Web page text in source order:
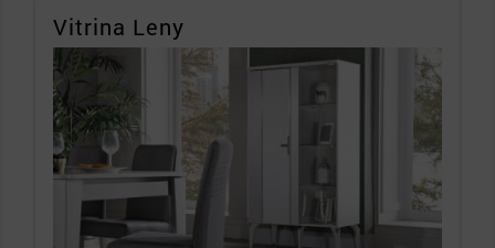
Vitrina Leny